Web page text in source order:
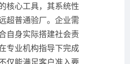
核心工具，其系统性
超普通验厂。企业需
自身实际搭建社会责
专业机构指导下完成
仅能满足客户准入要